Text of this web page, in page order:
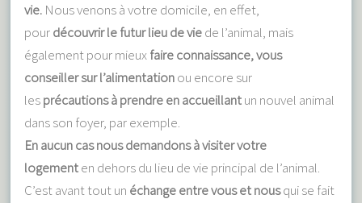
vie. Nous venons à votre domicile, en effet,
pourdécouvrir le futur lieu de viede l’animal, mais
également pour mieuxfaire connaissance, vous
conseiller sur l’alimentationou encore sur
lesprécautions à prendre en accueillantun nouvel animal
dans son foyer, par exemple.
En aucun cas nous demandons à visiter votre
logementen dehors du lieu de vie principal de l’animal.
C’est avant tout un échange entre vous et nousqui se fait